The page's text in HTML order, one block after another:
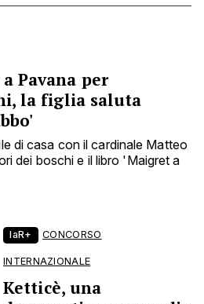
Pavana per
la figlia saluta
di casa con il cardinale Matteo
dei boschi e il libro 'Maigret a
laR+ CONCORSO
INTERNAZIONALE
Ketticè, una